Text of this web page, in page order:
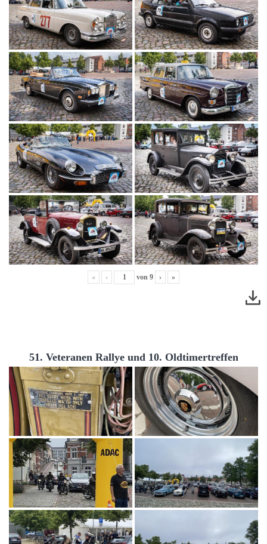
« ‹ von 9 › »
51. Veteranen Rallye und 10. Oldtimertreffen